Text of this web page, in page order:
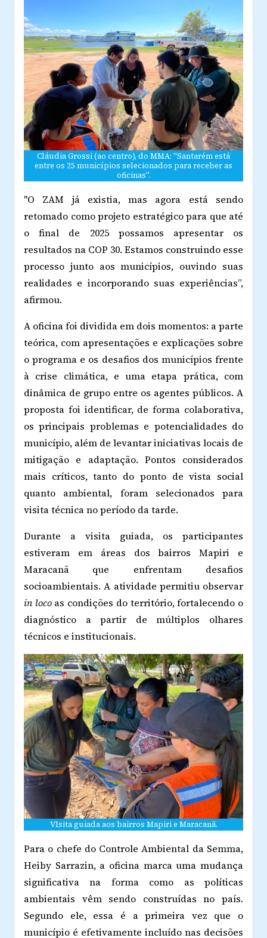
Cláudia Grossi (ao centro), do MMA: "Santarém está
entre os 25 municípios selecionados para receber as
oficinas".
"O ZAM já existia, mas agora está sendo
retomado como projeto estratégico para que até
o final de 2025 possamos apresentar os
resultados na COP 30. Estamos construindo esse
processo junto aos municípios, ouvindo suas
realidades e incorporando suas experiências”,
afirmou.
A oficina foi dividida em dois momentos: a parte
teórica, com apresentações e explicações sobre
o programa e os desafios dos municípios frente
à crise climática, e uma etapa prática, com
dinâmica de grupo entre os agentes públicos. A
proposta foi identificar, de forma colaborativa,
os principais problemas e potencialidades do
município, além de levantar iniciativas locais de
mitigação e adaptação. Pontos considerados
mais críticos, tanto do ponto de vista social
quanto ambiental, foram selecionados para
visita técnica no período da tarde.
Durante a visita guiada, os participantes
estiveram em áreas dos bairrosMapiri e
Maracanã
que enfrentam desafios
socioambientais. A atividade permitiu observar
in loco as condições do território, fortalecendo o
diagnóstico a partir de múltiplos olhares
técnicos e institucionais.
VIsita guiada aos bairros Mapiri e Maracanã.
Para o chefe do Controle Ambiental da Semma,
Heiby Sarrazin, a oficina marca uma mudança
significativa na forma como as políticas
ambientais vêm sendo construídas no país.
Segundo ele, essa é a primeira vez que o
município é efetivamente incluído nas decisões